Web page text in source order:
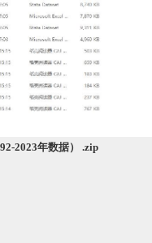
2023年数据） .zip